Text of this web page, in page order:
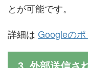
とが可能です。
詳細は Googleの